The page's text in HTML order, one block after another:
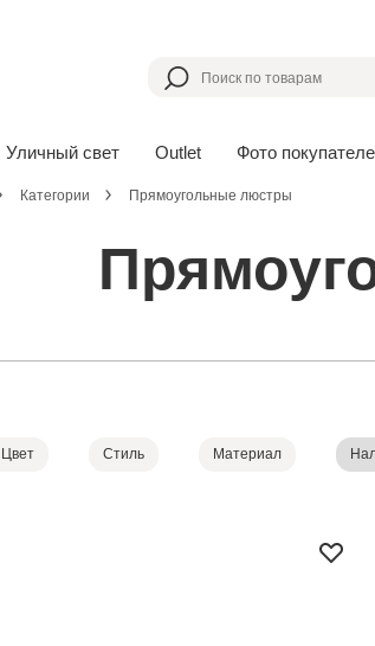
Уличный свет Outlet Фото
Категории Прямоугольные люстры
Цвет Стиль Материал